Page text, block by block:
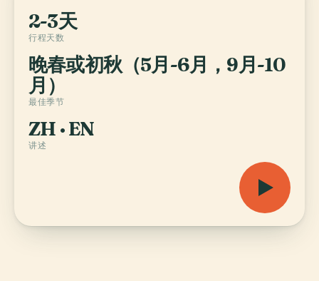
2-3天
行程天数
晚春或初秋（5月-6月，9月-10
月）
最佳季节
ZH · EN
讲述